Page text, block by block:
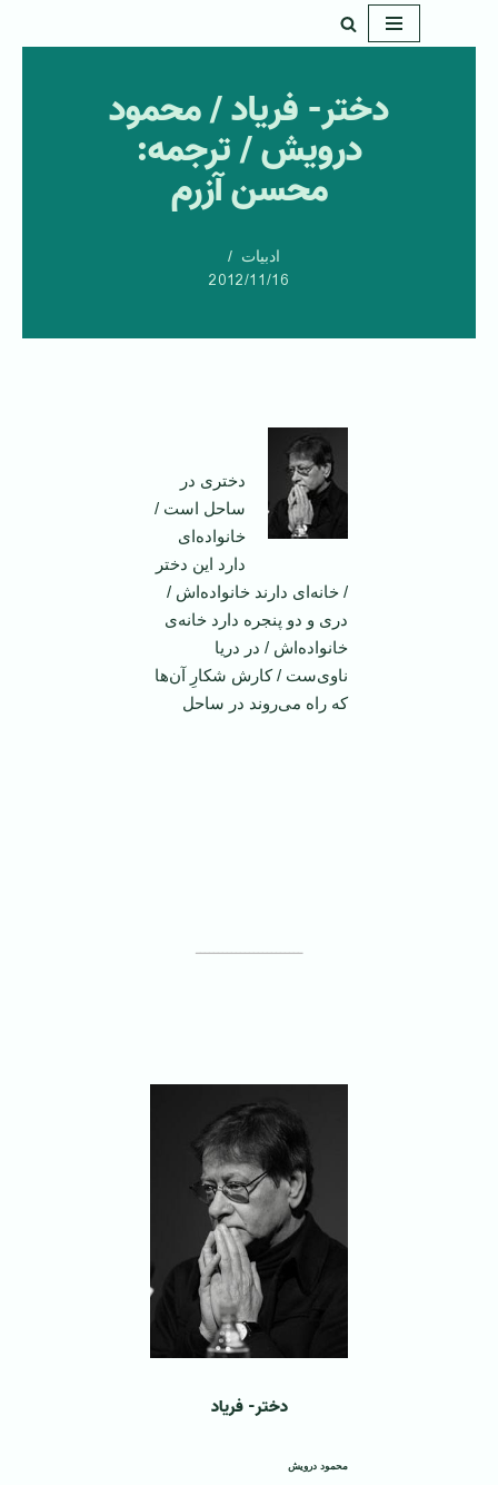
دختر- فریاد / محمود
درویش / ترجمه:
محسن آزرم
ادبیات
2012/11/16
دختری در
ساحل است /
خانواده‌ای
دارد این دختر
/ خانه‌ای دارند خانواده‌اش /
دری و دو پنجره دارد خانه‌ی
خانواده‌اش / در دریا
ناوی‌ست / کارش شکارِ آن‌ها
که راه می‌روند در ساحل
ــــــــــــــــــــــــ
دختر- فریاد
محمود درویش